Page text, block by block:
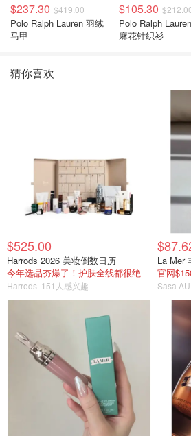
$237.30 $419.00
Polo Ralph Lauren 羽绒
马甲
$105.30
Polo Ralph Lauren 长袖
麻花针织衫
猜你喜欢
$525.00
Harrods 2026 美妆倒数日历
今年选品夯爆了！护肤全线都很绝
Harrods 151人感兴趣
La Mer
官网
Sasa AU